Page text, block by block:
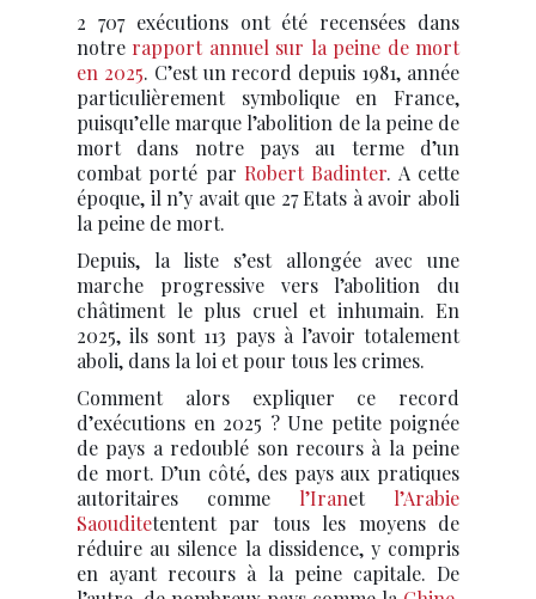
2 707 exécutions ont été recensées dans
notre rapport annuel sur la peine de mort
en 2025. C’est un record depuis 1981, année
particulièrement symbolique en France,
puisqu’elle marque l’abolition de la peine de
mort dans notre pays au terme d’un
combat porté par Robert Badinter. A cette
époque, il n’y avait que 27 Etats à avoir aboli
la peine de mort.
Depuis, la liste s’est allongée avec une
marche progressive vers l’abolition du
châtiment le plus cruel et inhumain. En
2025, ils sont 113 pays à l’avoir totalement
aboli, dans la loi et pour tous les crimes.
Comment alors expliquer ce record
d’exécutions en 2025 ? Une petite poignée
de pays a redoublé son recours à la peine
de mort. D’un côté, des pays aux pratiques
autoritaires comme l’Iranet l’Arabie
Saouditetentent par tous les moyens de
réduire au silence la dissidence, y compris
en ayant recours à la peine capitale. De